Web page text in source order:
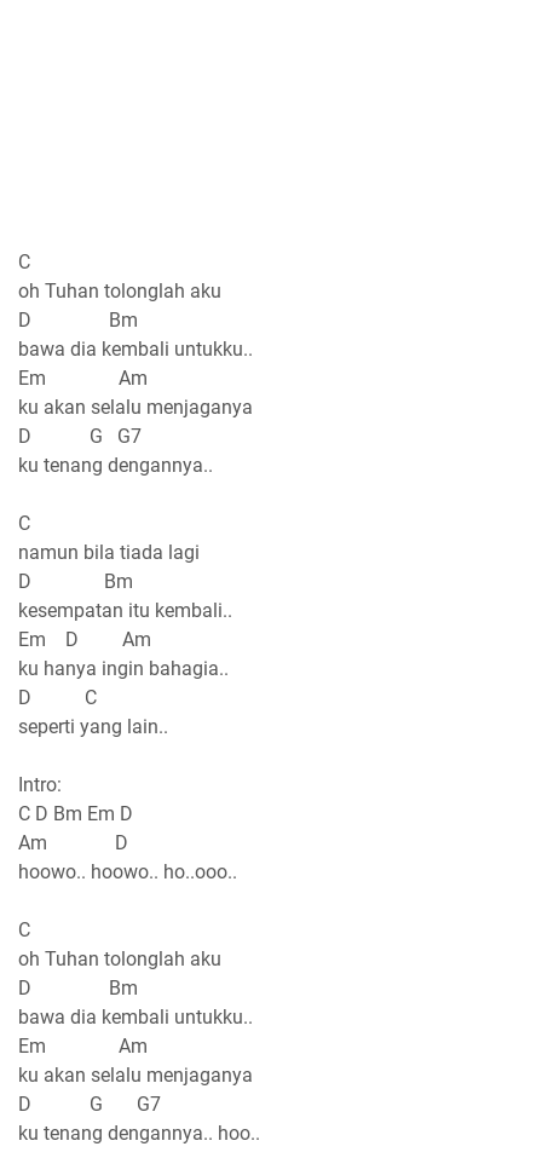
C
oh Tuhan tolonglah aku
D Bm
bawa dia kembali untukku..
Em Am
ku akan selalu menjaganya
D G G7
ku tenang dengannya..
C
namun bila tiada lagi
D Bm
kesempatan itu kembali..
Em D Am
ku hanya ingin bahagia..
D C
seperti yang lain..
Intro:
C D Bm Em D
Am D
hoowo.. hoowo.. ho..ooo..
C
oh Tuhan tolonglah aku
D Bm
bawa dia kembali untukku..
Em Am
ku akan selalu menjaganya
D G G7
ku tenang dengannya.. hoo..